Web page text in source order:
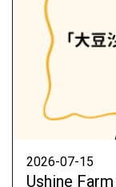
2026-07-15
Ushine